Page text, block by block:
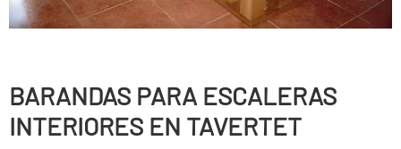
BARANDAS PARA ESCALERAS
INTERIORES EN TAVERTET